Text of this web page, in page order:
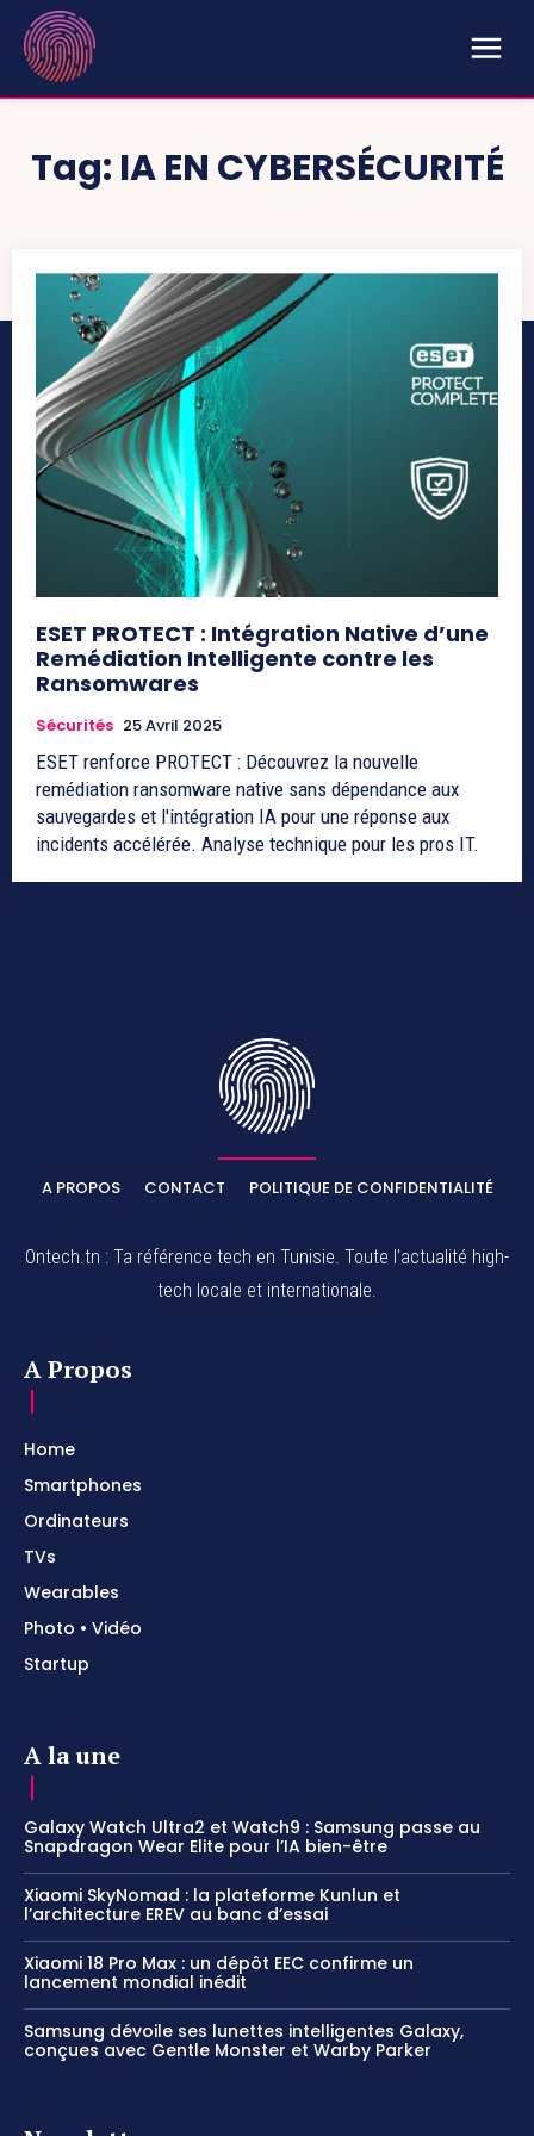
Tag: IA EN CYBERSÉCURITÉ
ESET PROTECT : Intégration Native d’une
Remédiation Intelligente contre les
Ransomwares
Sécurités 25 Avril 2025
ESET renforce PROTECT : Découvrez la nouvelle
remédiation ransomware native sans dépendance aux
sauvegardes et l'intégration IA pour une réponse aux
incidents accélérée. Analyse technique pour les pros IT.
A PROPOS CONTACT POLITIQUE DE CONFIDENTIALITÉ
Ontech.tn : Ta référence tech en Tunisie. Toute l'actualité high-
tech locale et internationale.
A Propos
Home
Smartphones
Ordinateurs
TVs
Wearables
Photo • Vidéo
Startup
A la une
Galaxy Watch Ultra2 et Watch9 : Samsung passe au
Snapdragon Wear Elite pour l’IA bien-être
Xiaomi SkyNomad : la plateforme Kunlun et
l’architecture EREV au banc d’essai
Xiaomi 18 Pro Max : un dépôt EEC confirme un
lancement mondial inédit
Samsung dévoile ses lunettes intelligentes Galaxy,
conçues avec Gentle Monster et Warby Parker